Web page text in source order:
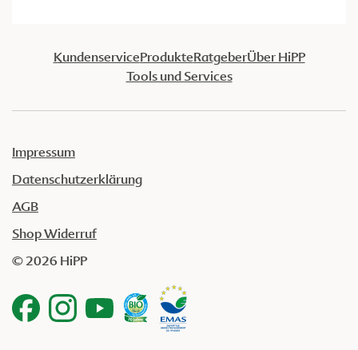
KundenserviceProdukteRatgeberÜber HiPP
Tools und Services
Impressum
Datenschutzerklärung
AGB
Shop Widerruf
© 2026 HiPP